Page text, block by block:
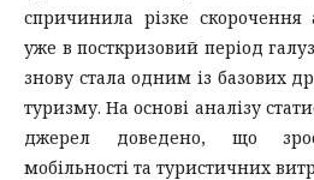
спричинила різке скорочення
уже в посткризовий період
знову стала одним із базових
туризму. На основі аналізу
джерел доведено, що
мобільності та туристичних